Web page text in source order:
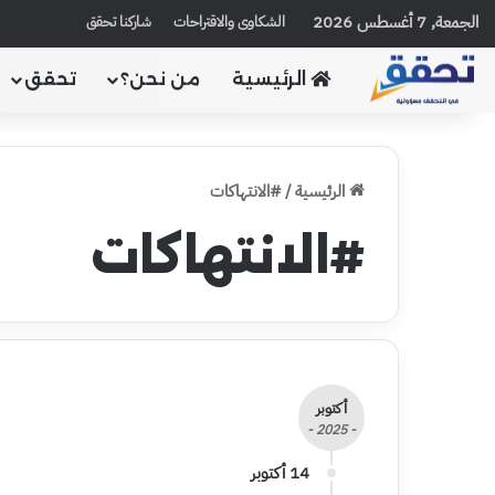
الجمعة, 7 أغسطس 2026 الشكاوى والاقتراحات شاركنا تحقق
الرئيسية من نحن؟ تحقق
الرئيسية/#الانتهاكات
#الانتهاكات
أكتوبر
- 2025 -
14 أكتوبر